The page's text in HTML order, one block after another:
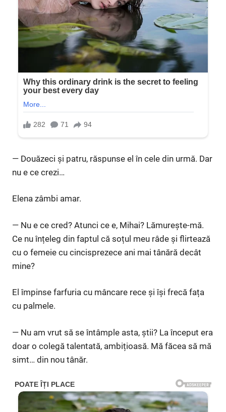
— Douăzeci și patru, răspunse el în cele din urmă. Dar
nu e ce crezi…
Elena zâmbi amar.
— Nu e ce cred? Atunci ce e, Mihai? Lămurește-mă.
Ce nu înțeleg din faptul că soțul meu râde și flirtează
cu o femeie cu cincisprezece ani mai tânără decât
mine?
El împinse farfuria cu mâncare rece și își frecă fața
cu palmele.
— Nu am vrut să se întâmple asta, știi? La început era
doar o colegă talentată, ambițioasă. Mă făcea să mă
simt… din nou tânăr.